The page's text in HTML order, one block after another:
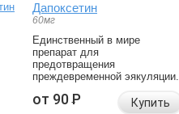
Дапоксетин
60мг
Единственный в мире
препарат для
предотвращения
преждевременной эякуляции.
от 90Р Купить